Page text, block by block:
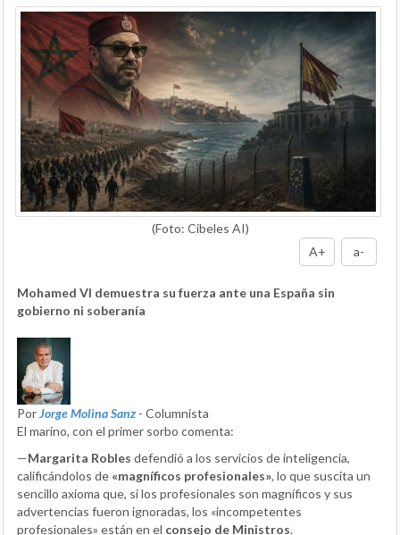
(Foto: Cibeles AI)
A+
a-
Mohamed VI demuestra su fuerza ante una España sin
gobierno ni soberanía
PorJorge Molina Sanz - Columnista
El marino, con el primer sorbo comenta:
—Margarita Robles defendió a los servicios de inteligencia,
calificándolos de «magníficos profesionales», lo que suscita un
sencillo axioma que, si los profesionales son magníficos y sus
advertencias fueron ignoradas, los «incompetentes
profesionales» están en el consejo de Ministros.